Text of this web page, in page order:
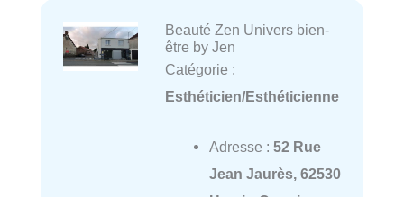
Beauté Zen Univers bien-
être by Jen
Catégorie :
Esthéticien/Esthéticienne
Adresse : 52 Rue
Jean Jaurès, 62530